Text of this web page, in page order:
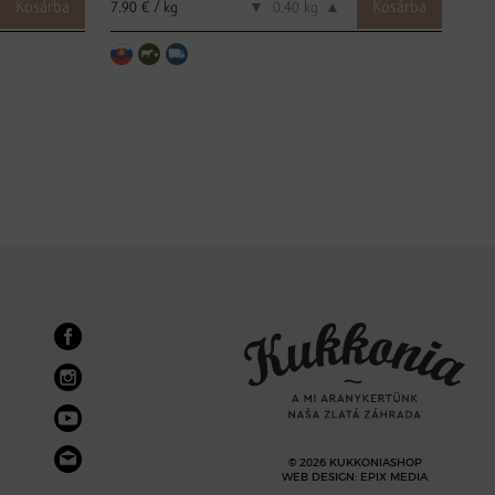
7.90 € / kg ▼ kg ▲
© 2026 KUKKONIASHOP
WEB DESIGN: EPIX MEDIA